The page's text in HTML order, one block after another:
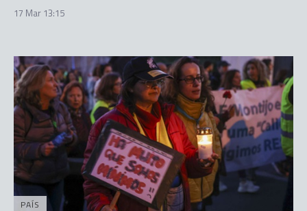
17 Mar 13:15
PAÍS